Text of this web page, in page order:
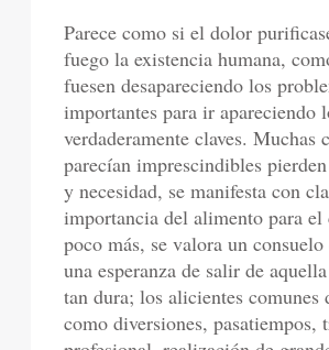
Parece como si el dolor
fuego la existencia humana,
fuesen desapareciendo los
importantes para ir apareciendo
verdaderamente claves. Muchas
parecían imprescindibles
y necesidad, se manifesta con
importancia del alimento para el
poco más, se valora un
una esperanza de salir de
tan dura; los alicientes comunes
como diversiones, pasatiempos,